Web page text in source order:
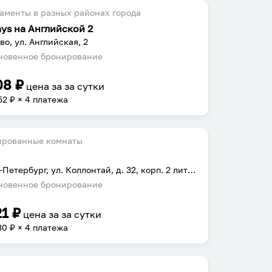
в разных районах города
на Английской 2
ул. Английская, 2
бронирование
₽ цена заза сутки
₽ × 4 платежа
комнаты
Санкт-Петербург, ул. Коллонтай, д. 32, корп. 2 литер А
бронирование
₽ цена заза сутки
₽ × 4 платежа